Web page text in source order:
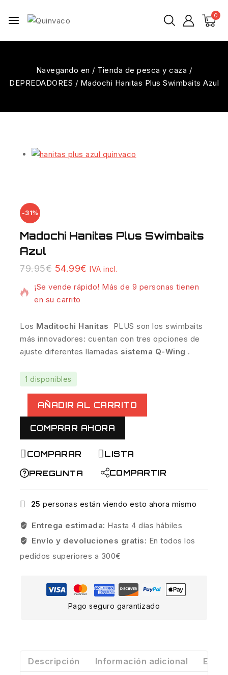
0
Navegando en / Tienda de pesca y caza /
DEPREDADORES / Madochi Hanitas Plus Swimbaits Azul
-31%
Madochi Hanitas Plus Swimbaits
Azul
79.95€ 54.99€ IVA incl.
6 productos vendidos en las últimas 19 horas
¡Se vende rápido! Más de 9 personas tienen
en su carrito
Los Maditochi Hanitas PLUS son los swimbaits
más innovadores: cuentan con tres opciones de
ajuste diferentes llamadas sistema Q-Wing .
1 disponibles
AÑADIR AL CARRITO
COMPRAR AHORA
COMPARAR
LISTA
PREGUNTA
COMPARTIR
25 personas están viendo esto ahora mismo
Entrega estimada: Hasta 4 días hábiles
Envío y devoluciones gratis: En todos los
pedidos superiores a 300€
Pago seguro garantizado
Descripción Información adicional